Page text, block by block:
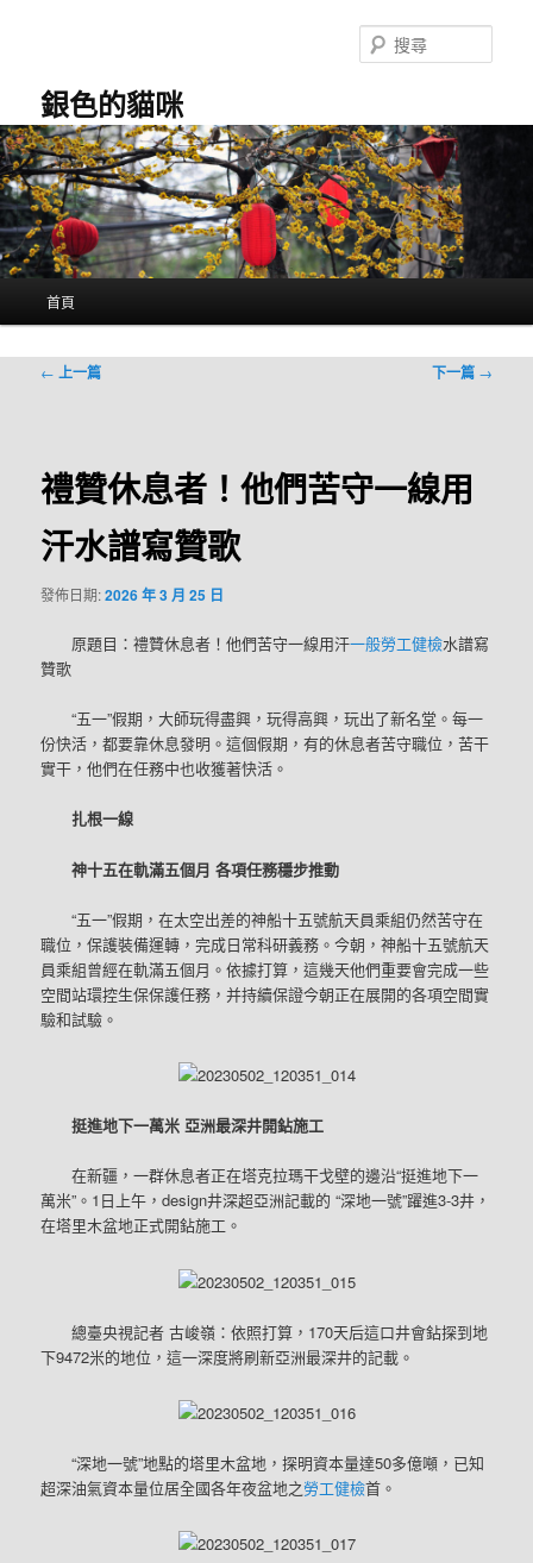
容
銀色的貓咪
尋
首頁
文
← 上一篇 下一篇 →
禮贊休息者！他們苦守一線用
汗水譜寫贊歌
發佈日期:2026 年 3 月 25 日
原題目：禮贊休息者！他們苦守一線用汗一般勞工健檢水譜寫
贊歌
“五一”假期，大師玩得盡興，玩得高興，玩出了新名堂。每一
份快活，都要靠休息發明。這個假期，有的休息者苦守職位，苦干
實干，他們在任務中也收獲著快活。
扎根一線
神十五在軌滿五個月 各項任務穩步推動
“五一”假期，在太空出差的神船十五號航天員乘組仍然苦守在
職位，保護裝備運轉，完成日常科研義務。今朝，神船十五號航天
員乘組曾經在軌滿五個月。依據打算，這幾天他們重要會完成一些
空間站環控生保保護任務，并持續保證今朝正在展開的各項空間實
驗和試驗。
挺進地下一萬米 亞洲最深井開鉆施工
在新疆，一群休息者正在塔克拉瑪干戈壁的邊沿“挺進地下一
萬米”。1日上午，design井深超亞洲記載的 “深地一號”躍進3-3井，
在塔里木盆地正式開鉆施工。
總臺央視記者 古峻嶺：依照打算，170天后這口井會鉆探到地
下9472米的地位，這一深度將刷新亞洲最深井的記載。
“深地一號”地點的塔里木盆地，探明資本量達50多億噸，已知
超深油氣資本量位居全國各年夜盆地之勞工健檢首。